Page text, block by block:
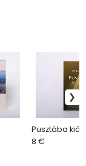
Pusztába
8 €